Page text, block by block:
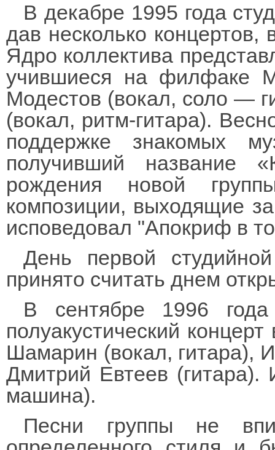
В декабре 1995 года
дав несколько концертов,
Ядро коллектива
учившиеся на филфаке
Модестов (вокал, соло —
(вокал, ритм-гитара).
поддержке знакомых
получивший название
рождения новой
композиции, выходящие
исповедовал "Апокриф в
День первой
принято считать днем
В сентябре 1996
полуакустический
Шамарин (вокал, гитара),
Дмитрий Евтеев
машина).
Песни группы не